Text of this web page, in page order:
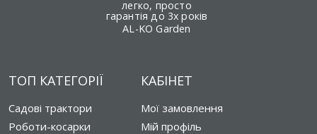
легко, просто
гарантія до 3х років
AL-KO Garden
ТОП КАТЕГОРІЇ
Садові трактори
Роботи-косарки
КАБІНЕТ
Мої замовлення
Мій профіль